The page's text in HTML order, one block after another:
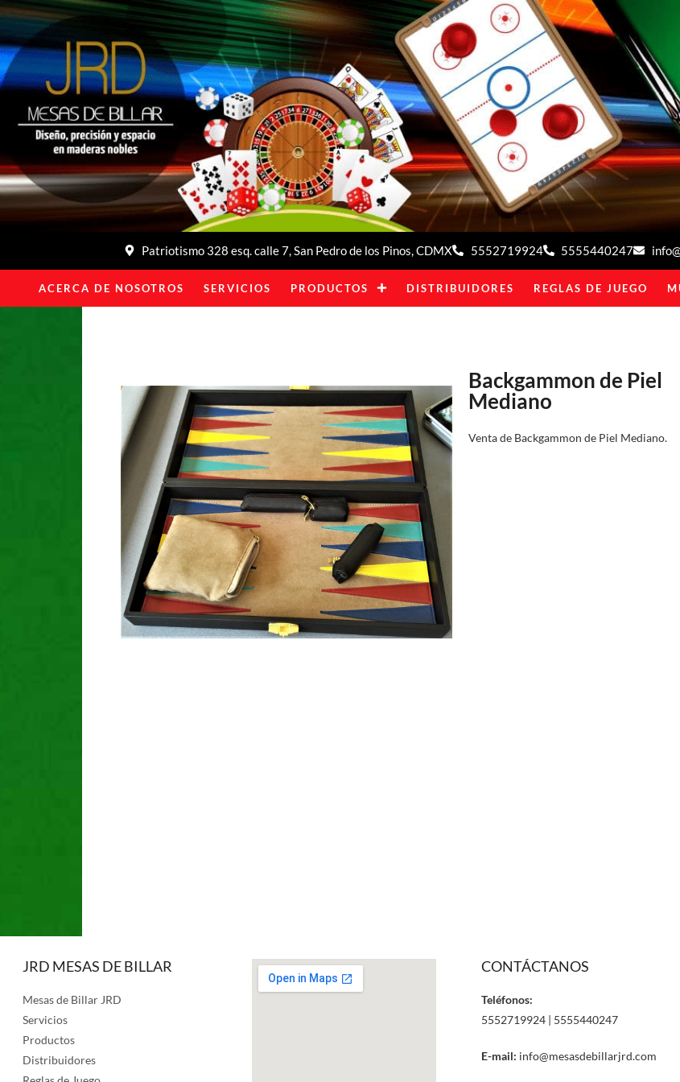
Patriotismo 328 esq. calle 7, San Pedro de los Pinos, CDMX 5552719924 5555440247
ACERCA DE NOSOTROS SERVICIOS PRODUCTOS DISTRIBUIDORES REGLAS DE JUEGO
Backgammon de Piel
Mediano
Venta de Backgammon de Piel Mediano.
JRD MESAS DE BILLAR
Mesas de Billar JRD
Servicios
Productos
Distribuidores
CONTÁCTANOS
Teléfonos:
5552719924 | 5555440247
E-mail: info@mesasdebillarjrd.com